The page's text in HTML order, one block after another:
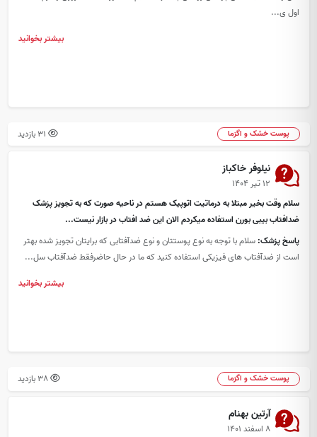
اول ی...
بیشتر بخوانید
پوست خشک و اگزما
نیلوفر خاکباز
۱۲ تیر ۱۴۰۴
سلام وقت بخیر مبتلا به درماتیت اتوپیک هستم در ناحیه صورت که به تجویز پزشک
ضدافتاب بیبی بورن استفاده میکردم الان این ضد افتاب در بازار نیست...
پاسخ پزشک: سلام با توجه به نوع پوستتان و نوع ضدآفتابی که برایتان تجویز شده بهتر
است از ضدآفتاب های فیزیکی استفاده کنید که ما در حال حاضرفقط ضدآفتاب سل...
بیشتر بخوانید
پوست خشک و اگزما 38 بازدید
آرتین بهنام
۸ اسفند ۱۴۰۱